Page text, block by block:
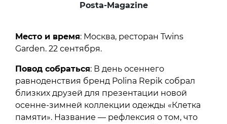
Posta-Magazine
Место и время: Москва, ресторан Twins
Garden. 22 сентября.
Повод собраться: В день осеннего
равноденствия бренд Polina Repik собрал
близких друзей для презентации новой
осенне-зимней коллекции одежды «Клетка
памяти». Название — рефлексия о том, что